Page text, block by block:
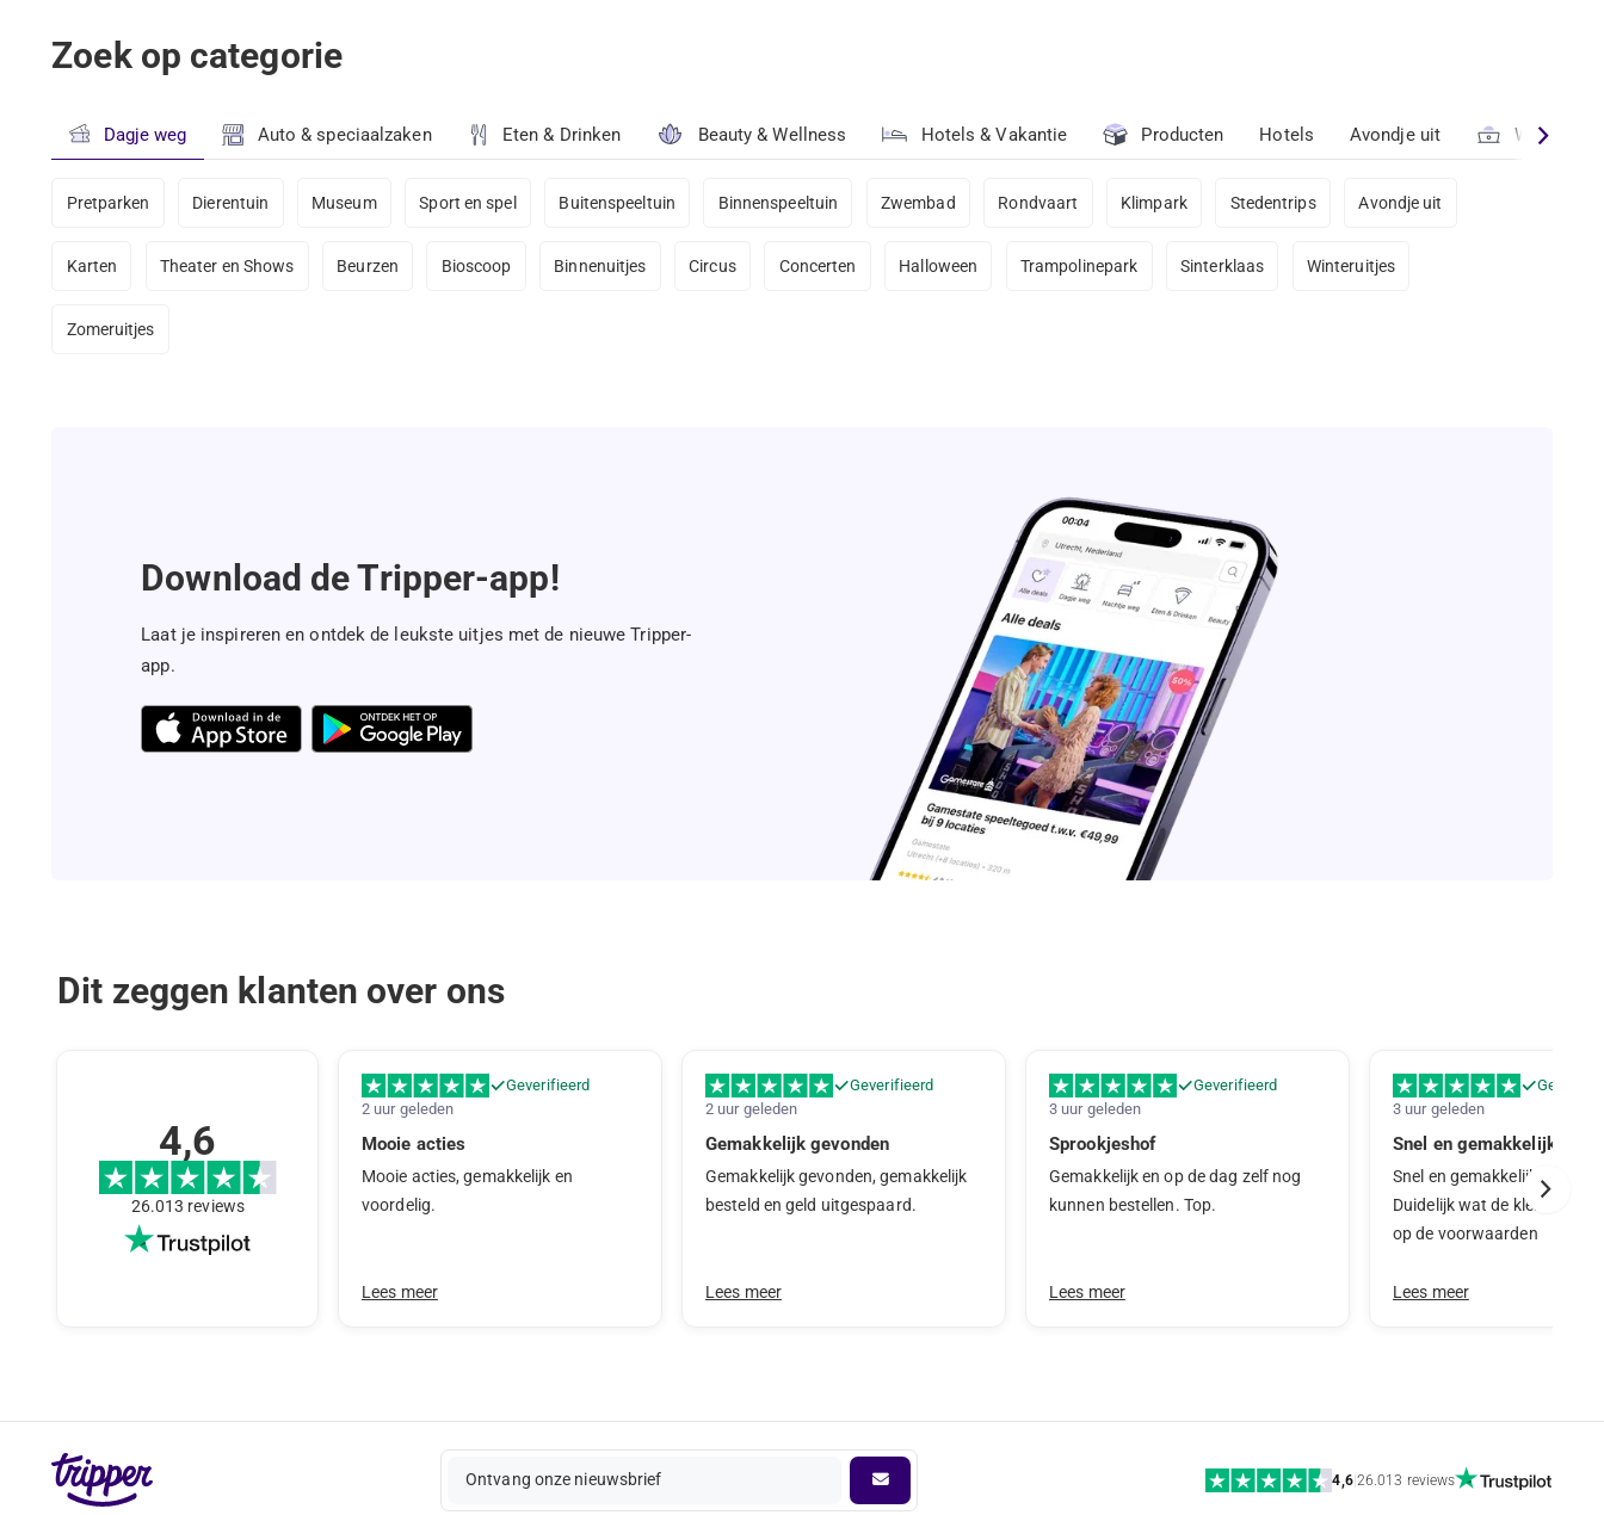
Zoek op categorie
Dagje weg Auto & speciaalzaken Eten & Drinken Beauty & Wellness Hotels & Vakantie Producten Hotels Avondje uit
Pretparken Dierentuin Museum Sport en spel Buitenspeeltuin Binnenspeeltuin Zwembad Rondvaart Klimpark Stedentrips Avondje uit
Karten Theater en Shows Beurzen Bioscoop Binnenuitjes Circus Concerten Halloween Trampolinepark Sinterklaas Winteruitjes
Zomeruitjes
Download de Tripper-app!
Laat je inspireren en ontdek de leukste uitjes met de nieuwe Tripper-
app.
Dit zeggen klanten over ons
4,6
26.013 reviews
Geverifieerd
2 uur geleden
Mooie acties
Mooie acties, gemakkelijk en
voordelig.
Lees meer
Geverifieerd
2 uur geleden
Gemakkelijk gevonden
Gemakkelijk gevonden, gemakkelijk
besteld en geld uitgespaard.
Lees meer
Geverifieerd
3 uur geleden
Sprookjeshof
Gemakkelijk en op de dag zelf nog
kunnen bestellen. Top.
Lees meer
3 uur geleden
Snel en gemakkelijk te
Snel en gemakkelijk te
Duidelijk wat de kleine
op de voorwaarden
Lees meer
Ontvang onze nieuwsbrief 4,6|26.013 reviews